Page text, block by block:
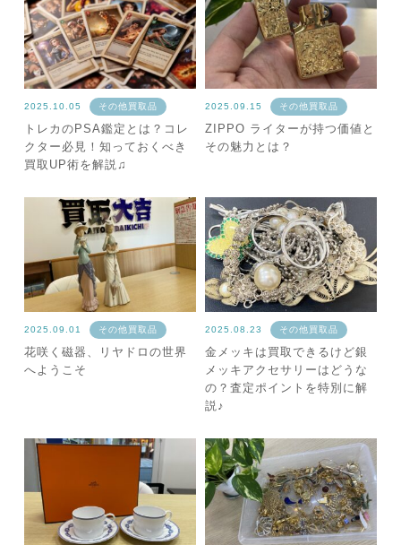
2025.10.05 その他買取品
トレカのPSA鑑定とは？コレ
クター必見！知っておくべき
買取UP術を解説♫
2025.09.15 その他買取品
ZIPPO ライターが持つ価値と
その魅力とは？
2025.09.01 その他買取品
花咲く磁器、リヤドロの世界
へようこそ
2025.08.23 その他買取品
金メッキは買取できるけど銀
メッキアクセサリーはどうな
の？査定ポイントを特別に解
説♪